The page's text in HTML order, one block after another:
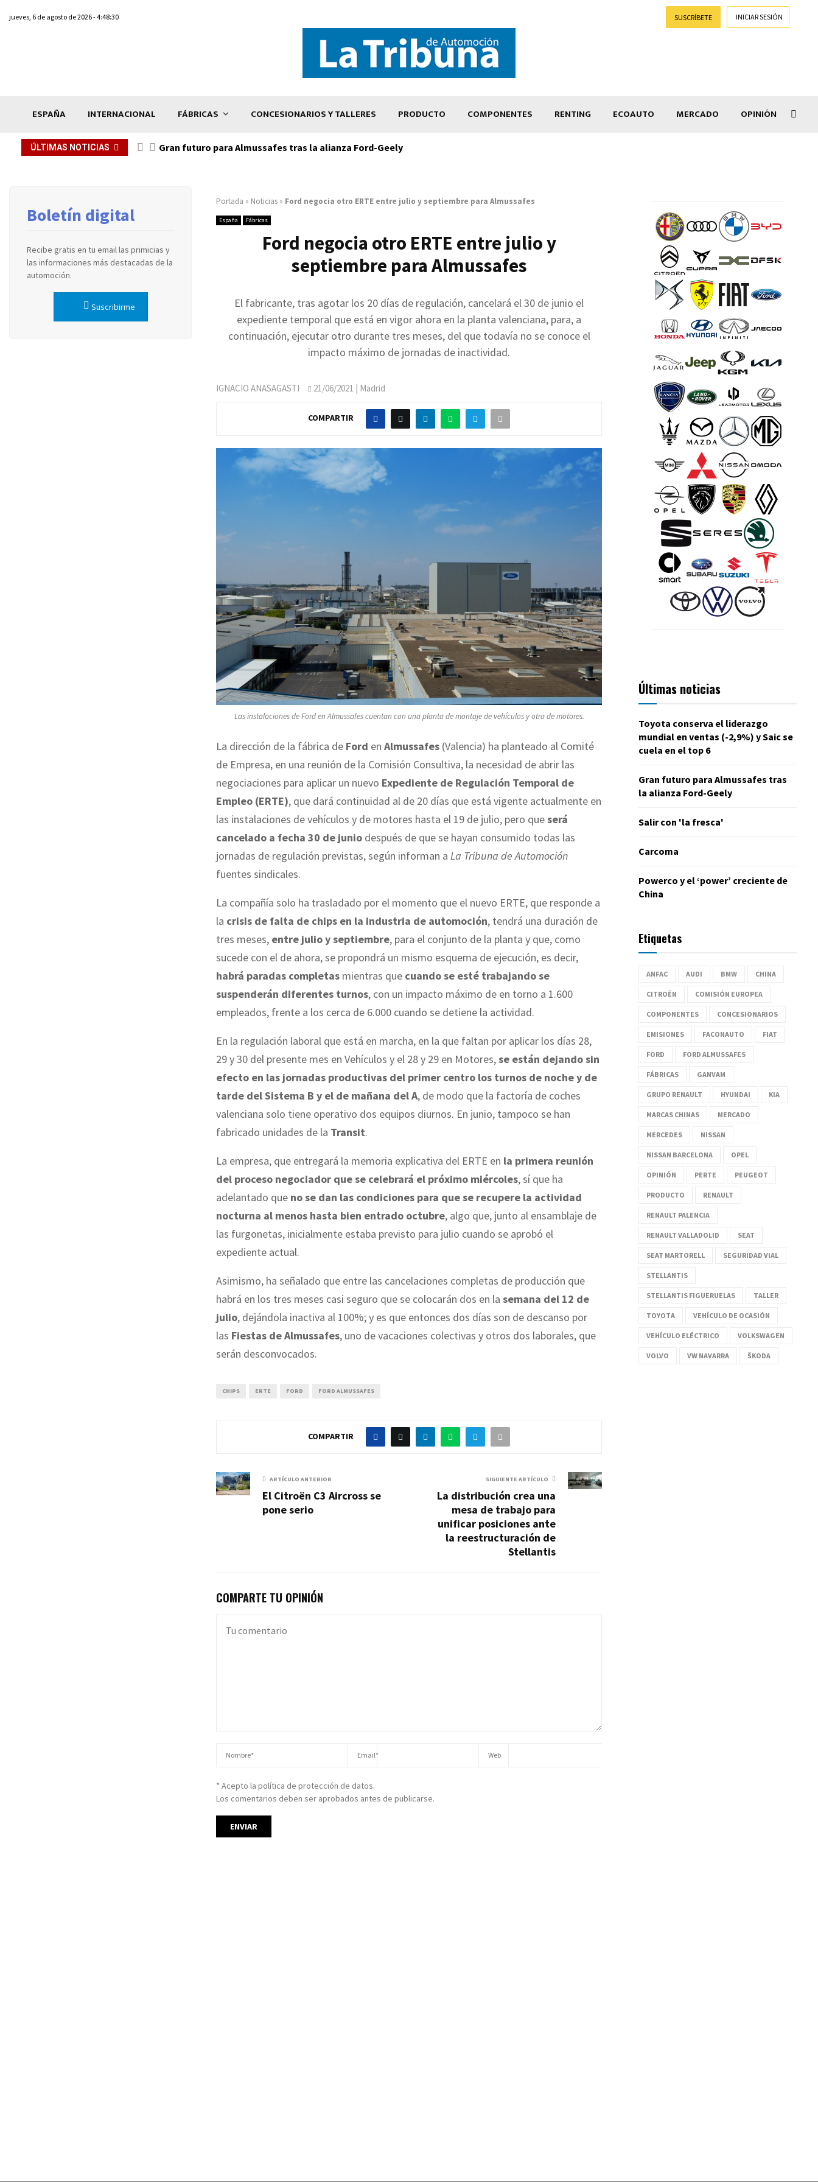
jueves, 6 de agosto de 2026 - 4:48:30 SUSCRÍBETE INICIAR SESIÓN
ESPAÑA INTERNACIONAL FÁBRICAS CONCESIONARIOS Y TALLERES PRODUCTO COMPONENTES RENTING ECOAUTO MERCADO OPINIÓN
ÚLTIMAS NOTICIAS Gran futuro para Almussafes tras la alianza Ford-Geely
Portada » Noticias » Ford negocia otro ERTE entre julio y septiembre para Almussafes
España Fábricas
Ford negocia otro ERTE entre julio y
septiembre para Almussafes
El fabricante, tras agotar los 20 días de regulación, cancelará el 30 de junio el
expediente temporal que está en vigor ahora en la planta valenciana, para, a
continuación, ejecutar otro durante tres meses, del que todavía no se conoce el
impacto máximo de jornadas de inactividad.
IGNACIO ANASAGASTI 21/06/2021 | Madrid
COMPARTIR
Las instalaciones de Ford en Almussafes cuentan con una planta de montaje de vehículos y otra de motores.
La dirección de la fábrica de Ford en Almussafes (Valencia) ha planteado al Comité
de Empresa, en una reunión de la Comisión Consultiva, la necesidad de abrir las
negociaciones para aplicar un nuevo Expediente de Regulación Temporal de
Empleo (ERTE), que dará continuidad al de 20 días que está vigente actualmente en
las instalaciones de vehículos y de motores hasta el 19 de julio, pero queserá
cancelado a fecha 30 de junio después de que se hayan consumido todas las
jornadas de regulación previstas, según informan a La Tribuna de Automoción
fuentes sindicales.
La compañía solo ha trasladado por el momento que el nuevo ERTE, que responde a
la crisis de falta de chips en la industria de automoción, tendrá una duración de
tres meses, entre julio y septiembre, para el conjunto de la planta y que, como
sucede con el de ahora, se propondrá un mismo esquema de ejecución, es decir,
habrá paradas completas mientras que cuando se esté trabajando se
suspenderán diferentes turnos, con un impacto máximo de en torno a 1.600
empleados, frente a los cerca de 6.000 cuando se detiene la actividad.
En la regulación laboral que está en marcha, en la que faltan por aplicar los días 28,
29 y 30 del presente mes en Vehículos y el 28 y 29 en Motores,se están dejando sin
efecto en las jornadas productivas del primer centro los turnos de noche y de
tarde del Sistema B y el de mañana del A, de modo que la factoría de coches
valenciana solo tiene operativo dos equipos diurnos. En junio, tampoco se han
fabricado unidades de la Transit.
La empresa, que entregará la memoria explicativa del ERTE en la primera reunión
del proceso negociador que se celebrará el próximo miércoles, sí que ha
adelantado que no se dan las condiciones para que se recupere la actividad
nocturna al menos hasta bien entrado octubre, algo que, junto al ensamblaje de
las furgonetas, inicialmente estaba previsto para julio cuando se aprobó el
expediente actual.
Asimismo, ha señalado que entre las cancelaciones completas de producción que
habrá en los tres meses casi seguro que se colocarán dos en la semana del 12 de
julio, dejándola inactiva al 100%; y es que entonces dos días son de descanso por
las Fiestas de Almussafes, uno de vacaciones colectivas y otros dos laborales, que
serán desconvocados.
CHIPS ERTE FORD FORD ALMUSSAFES
COMPARTIR
ARTÍCULO ANTERIOR
El Citroën C3 Aircross se
pone serio
SIGUIENTE ARTÍCULO
La distribución crea una
mesa de trabajo para
unificar posiciones ante
la reestructuración de
Stellantis
COMPARTE TU OPINIÓN
* Acepto la política de protección de datos.
Los comentarios deben ser aprobados antes de publicarse.
Boletín digital
Recibe gratis en tu email las primicias y
las informaciones más destacadas de la
automoción.
Suscribirme
Últimas noticias
Toyota conserva el liderazgo
mundial en ventas (-2,9%) y Saic se
cuela en el top 6
Gran futuro para Almussafes tras
la alianza Ford-Geely
Salir con 'la fresca'
Carcoma
Powerco y el ‘power’ creciente de
China
Etiquetas
ANFAC AUDI BMW CHINA
CITROËN COMISIÓN EUROPEA
COMPONENTES CONCESIONARIOS
EMISIONES FACONAUTO FIAT
FORD FORD ALMUSSAFES
FÁBRICAS GANVAM
GRUPO RENAULT HYUNDAI KIA
MARCAS CHINAS MERCADO
MERCEDES NISSAN
NISSAN BARCELONA OPEL
OPINIÓN PERTE PEUGEOT
PRODUCTO RENAULT
RENAULT PALENCIA
RENAULT VALLADOLID SEAT
SEAT MARTORELL SEGURIDAD VIAL
STELLANTIS
STELLANTIS FIGUERUELAS TALLER
TOYOTA VEHÍCULO DE OCASIÓN
VEHÍCULO ELÉCTRICO VOLKSWAGEN
VOLVO VW NAVARRA ŠKODA